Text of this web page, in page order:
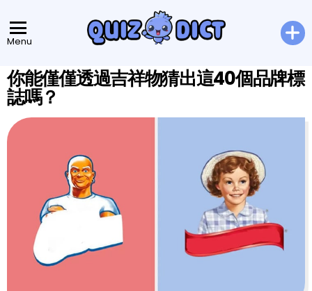
Menu
你能僅僅透過吉祥物猜出這40個品牌標
誌嗎？